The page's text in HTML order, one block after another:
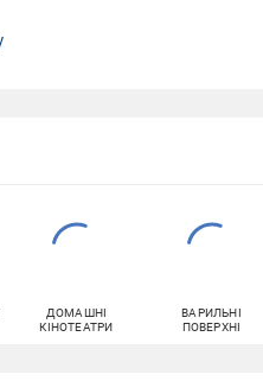
ДОМАШНІ
КІНОТЕАТРИ
ВАРИЛЬНІ
ПОВЕРХНІ